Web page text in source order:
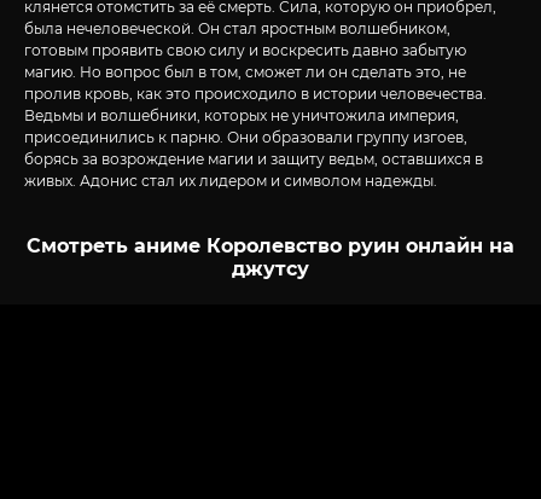
клянется отомстить за её смерть. Сила, которую он приобрел,
была нечеловеческой. Он стал яростным волшебником,
готовым проявить свою силу и воскресить давно забытую
магию. Но вопрос был в том, сможет ли он сделать это, не
пролив кровь, как это происходило в истории человечества.
Ведьмы и волшебники, которых не уничтожила империя,
присоединились к парню. Они образовали группу изгоев,
борясь за возрождение магии и защиту ведьм, оставшихся в
живых. Адонис стал их лидером и символом надежды.
Смотреть аниме Королевство руин онлайн на
джутсу